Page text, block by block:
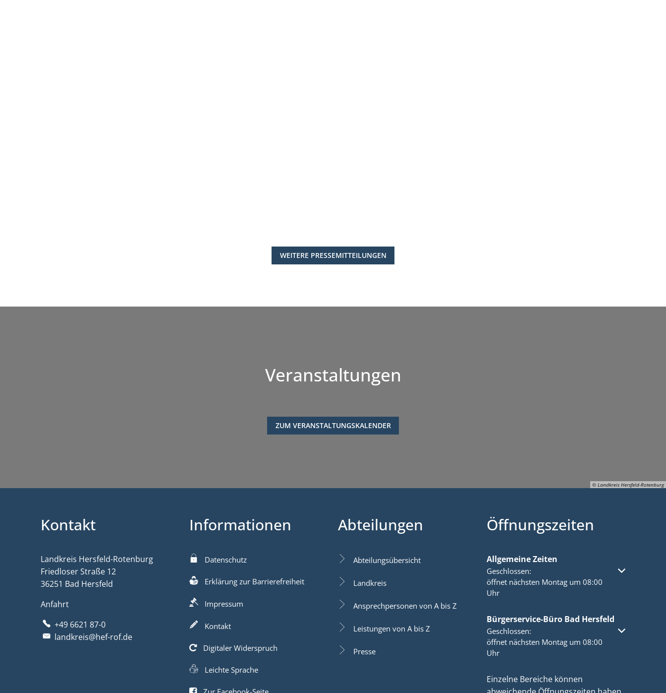
WEITERE PRESSEMITTEILUNGEN
© Landkreis Hersfeld-Rotenburg
Veranstaltungen
ZUM VERANSTALTUNGSKALENDER
Kontakt
Landkreis Hersfeld-Rotenburg
Friedloser Straße 12
36251 Bad Hersfeld
Anfahrt
+49 6621 87-0
landkreis@hef-rof.de
Informationen
Datenschutz
Erklärung zur Barrierefreiheit
Impressum
Kontakt
Digitaler Widerspruch
Leichte Sprache
Abteilungen
Abteilungsübersicht
Landkreis
Ansprechpersonen von A bis Z
Leistungen von A bis Z
Presse
Öffnungszeiten
Allgemeine Zeiten
Klicken, um weitere Öffnungs- oder Schließzeiten
Geschlossen:
öffnet nächsten Montag um 08:00
Uhr
Bürgerservice-Büro Bad Hersfeld
Klicken, um weitere Öffnungs- oder Schließzeiten
Geschlossen:
öffnet nächsten Montag um 08:00
Uhr
Einzelne Bereiche können